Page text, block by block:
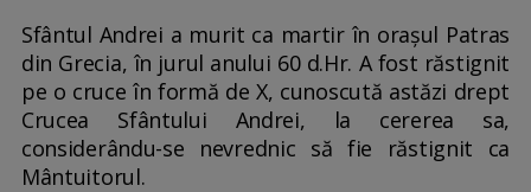
Sfântul Andrei a murit ca martir în orașul Patras
din Grecia, în jurul anului 60 d.Hr. A fost răstignit
pe o cruce în formă de X, cunoscută astăzi drept
Crucea Sfântului Andrei, la cererea sa,
considerându-se nevrednic să fie răstignit ca
Mântuitorul.